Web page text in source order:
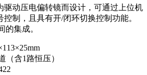
驱动压电偏转镜而设计，可通过上位机
制，且具有开/闭环切换控制功能。
的集成。
（含1路恒压）